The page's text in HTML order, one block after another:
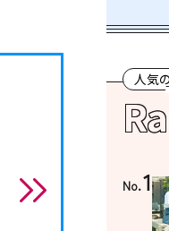
人気
No.1